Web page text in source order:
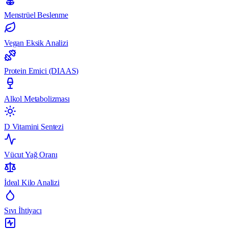
Menstrüel Beslenme
Vegan Eksik Analizi
Protein Emici (DIAAS)
Alkol Metabolizması
D Vitamini Sentezi
Vücut Yağ Oranı
İdeal Kilo Analizi
Sıvı İhtiyacı